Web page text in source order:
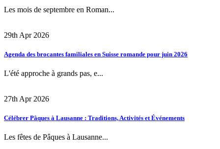
Les mois de septembre en Roman...
29th Apr 2026
Agenda des brocantes familiales en Suisse romande pour juin 2026
L'été approche à grands pas, e...
27th Apr 2026
Célébrer Pâques à Lausanne : Traditions, Activités et Événements
Les fêtes de Pâques à Lausanne...